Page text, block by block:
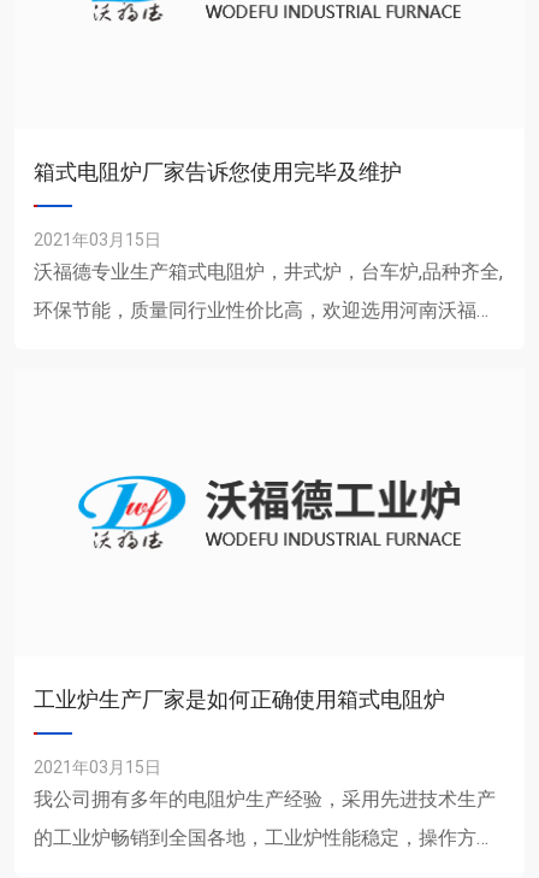
箱式电阻炉厂家告诉您使用完毕及维护
2021年03月15日
沃福德专业生产箱式电阻炉，井式炉，台车炉,品种齐全,
环保节能，质量同行业性价比高，欢迎选用河南沃福德
工业炉生产厂家是如何正确使用箱式电阻炉
2021年03月15日
我公司拥有多年的电阻炉生产经验，采用先进技术生产
的工业炉畅销到全国各地，工业炉性能稳定，操作方